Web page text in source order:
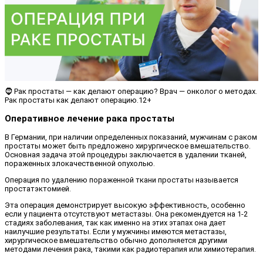
🧔 Рак простаты — как делают операцию? Врач — онколог о методах.
Рак простаты как делают операцию.12+
Оперативное лечение рака простаты
В Германии, при наличии определенных показаний, мужчинам с раком
простаты может быть предложено хирургическое вмешательство.
Основная задача этой процедуры заключается в удалении тканей,
пораженных злокачественной опухолью.
Операция по удалению пораженной ткани простаты называется
простатэктомией.
Эта операция демонстрирует высокую эффективность, особенно
если у пациента отсутствуют метастазы. Она рекомендуется на 1-2
стадиях заболевания, так как именно на этих этапах она дает
наилучшие результаты. Если у мужчины имеются метастазы,
хирургическое вмешательство обычно дополняется другими
методами лечения рака, такими как радиотерапия или химиотерапия.